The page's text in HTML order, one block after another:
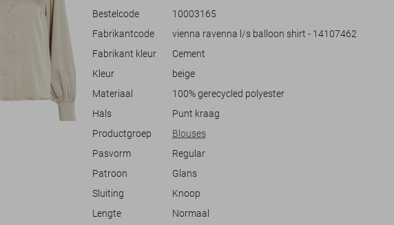
bijeenkomst als een informele uitgaansavond. Dankzij de normale
lengte en het duurzame materiaal voel jij je altijd zelfverzekerd en
comfortabel. Of je nu naar een kantoor gaat of geniet van een
stijlvolle, casual uitstraling.
Bestelcode
10003165
Fabrikantcode
vienna ravenna l/s balloon shirt - 14107462
Fabrikant kleur
Cement
Kleur
beige
Materiaal
100% gerecycled polyester
Hals
Punt kraag
Productgroep
Blouses
Pasvorm
Regular
Patroon
Glans
Sluiting
Knoop
Lengte
Normaal